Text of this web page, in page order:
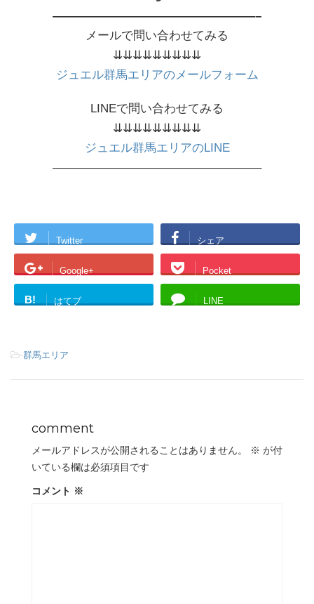
—————————————————–
メールで問い合わせてみる
⇊⇊⇊⇊⇊⇊⇊⇊⇊
ジュエル群馬エリアのメールフォーム
LINEで問い合わせてみる
⇊⇊⇊⇊⇊⇊⇊⇊⇊
ジュエル群馬エリアのLINE
—————————————————–
Twitter シェア
Google+ Pocket
B! はてブ LINE
-群馬エリア
comment
メールアドレスが公開されることはありません。 ※ が付
いている欄は必須項目です
コメント ※